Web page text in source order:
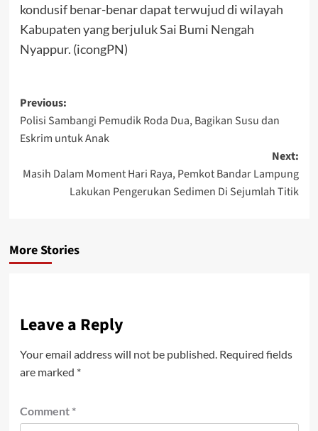
kondusif benar-benar dapat terwujud di wilayah
Kabupaten yang berjuluk Sai Bumi Nengah
Nyappur. (icongPN)
Post
navigation
Previous:
Polisi Sambangi Pemudik Roda Dua, Bagikan Susu dan
Eskrim untuk Anak
Next:
Masih Dalam Moment Hari Raya, Pemkot Bandar Lampung
Lakukan Pengerukan Sedimen Di Sejumlah Titik
More Stories
Leave a Reply
Your email address will not be published. Required fields
are marked *
Comment *